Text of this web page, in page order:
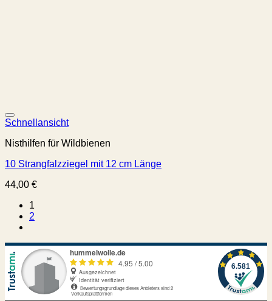
Schnellansicht
Nisthilfen für Wildbienen
10 Strangfalzziegel mit 12 cm Länge
44,00 €
1
2